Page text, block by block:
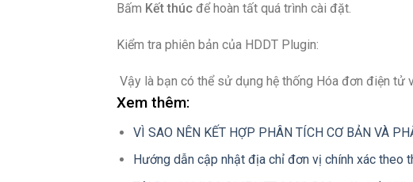
Bấm Kết thúc để hoàn tất quá trình cài đặt.
Kiểm tra phiên bản của HDDT Plugin:
Vậy là bạn có thể sử dụng hệ thống Hóa đơn điện tử
Xem thêm:
VÌ SAO NÊN KẾT HỢP PHÂN TÍCH CƠ BẢN VÀ
Hướng dẫn cập nhật địa chỉ đơn vị chính xác